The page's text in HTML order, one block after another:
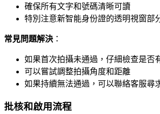
確保所有文字和號碼清晰可讀
特別注意新智能身份證的透明視窗部
常見問題解決 ：
如果首次拍攝未通過，仔細檢查是否
可以嘗試調整拍攝角度和距離
如果持續無法通過，可以聯絡客服尋
批核和啟用流程